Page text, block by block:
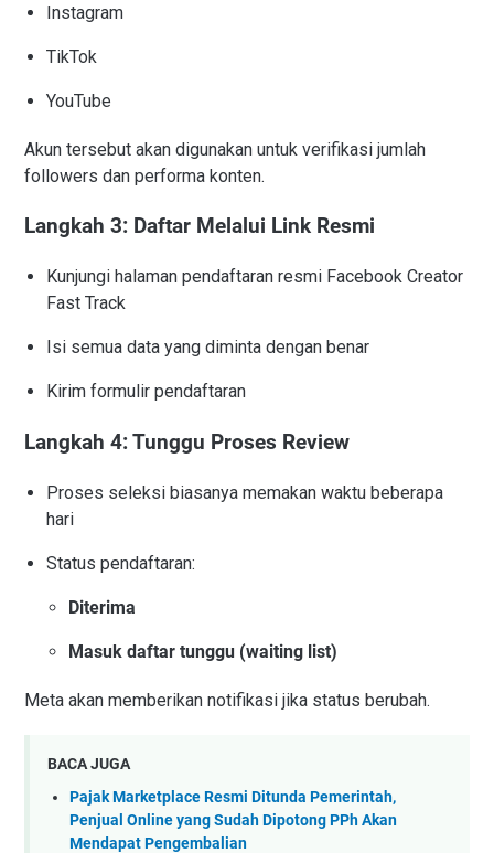
Instagram
TikTok
YouTube
Akun tersebut akan digunakan untuk verifikasi jumlah
followers dan performa konten.
Langkah 3: Daftar Melalui Link Resmi
Kunjungi halaman pendaftaran resmi Facebook Creator
Fast Track
Isi semua data yang diminta dengan benar
Kirim formulir pendaftaran
Langkah 4: Tunggu Proses Review
Proses seleksi biasanya memakan waktu beberapa
hari
Status pendaftaran:
Diterima
Masuk daftar tunggu (waiting list)
Meta akan memberikan notifikasi jika status berubah.
BACA JUGA
Pajak Marketplace Resmi Ditunda Pemerintah,
Penjual Online yang Sudah Dipotong PPh Akan
Mendapat Pengembalian